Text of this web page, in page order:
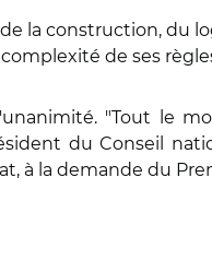
la construction, du
de ses
"Tout le
du Conseil
à la demande du